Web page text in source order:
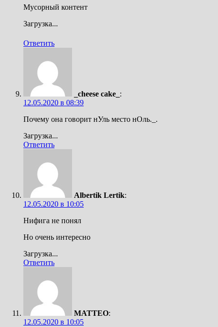
Мусорный контент
Загрузка...
Ответить
_cheese cake_ :
12.05.2020 в 08:39
Почему она говорит нУль место нОль._.
Загрузка...
Ответить
Albertik Lertik:
12.05.2020 в 10:05
Нифига не понял
Но очень интересно
Загрузка...
Ответить
MATTEO:
12.05.2020 в 10:05